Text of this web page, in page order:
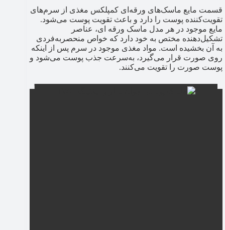
قسمت مایع ماسک‌های ورقه‌ای کمپلکس مغذی از سرم‌های
تقویت‌کننده پوست را دارد و باعث تقویت پوست می‌شود.
مایع موجود در هر مدل ماسک ورقه ای، عناصر
تشکیل‌دهنده‌ مختص به خود دارد که خواص منحصربه‌فردی
به آن بخشیده است. مواد مغذی موجود در سرم پس از اینکه
روی صورت قرار می‌گیرد، به‌سرعت جذب پوست می‌شود و
پوست صورت را تقویت می‌کنند.